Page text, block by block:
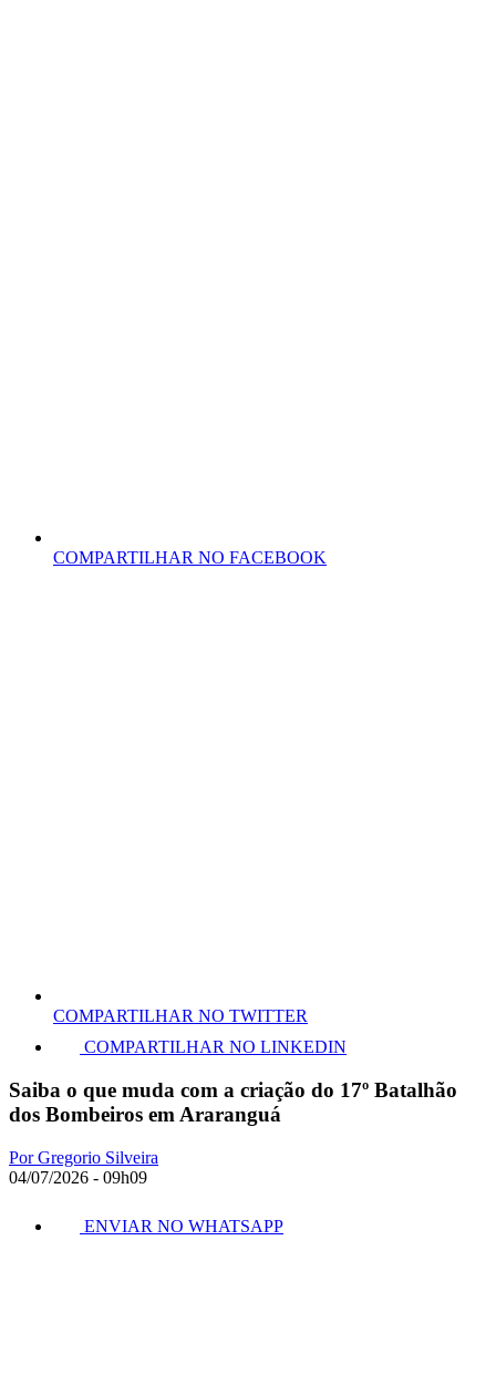
COMPARTILHAR NO FACEBOOK
COMPARTILHAR NO TWITTER
COMPARTILHAR NO LINKEDIN
Saiba o que muda com a criação do 17º Batalhão
dos Bombeiros em Araranguá
Por Gregorio Silveira
04/07/2026 - 09h09
ENVIAR NO WHATSAPP